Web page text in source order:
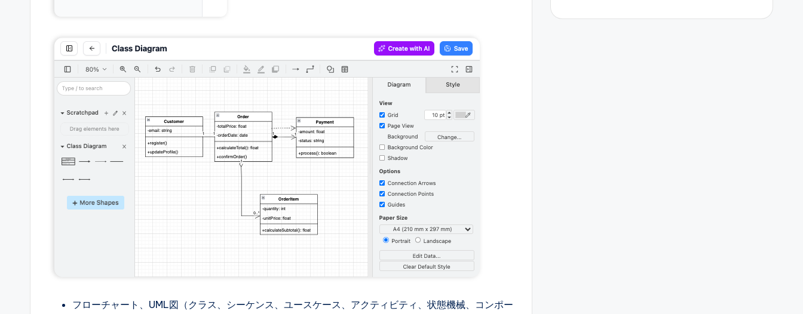
フローチャート、UML図（クラス、シーケンス、ユースケース、アクティビティ、状態機械、コンポー